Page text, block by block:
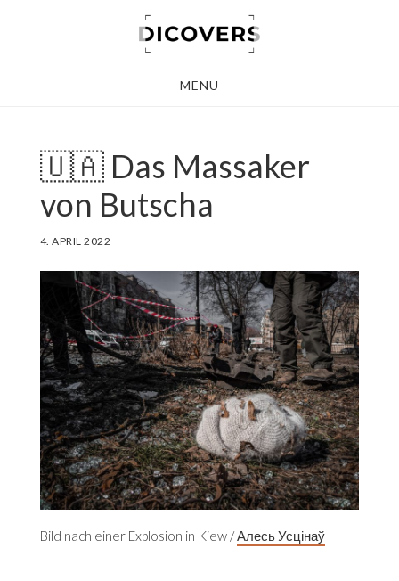
MENU
🇺🇦 Das Massaker
von Butscha
4. APRIL 2022
Bild nach einer Explosion in Kiew /Алесь Усцінаў